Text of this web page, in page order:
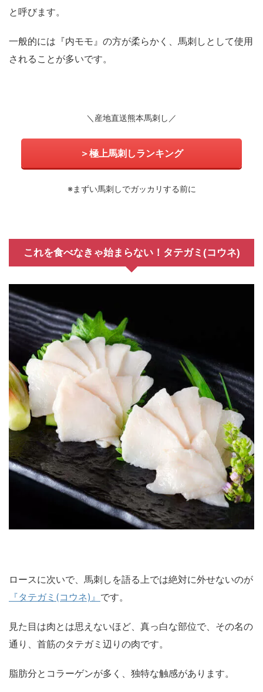
と呼びます。
一般的には『内モモ』の方が柔らかく、馬刺しとして使用
されることが多いです。
＼産地直送熊本馬刺し／
＞極上馬刺しランキング
※まずい馬刺しでガッカリする前に
これを食べなきゃ始まらない！タテガミ(コウネ)
ロースに次いで、馬刺しを語る上では絶対に外せないのが
『タテガミ(コウネ)』 です。
見た目は肉とは思えないほど、真っ白な部位で、その名の
通り、首筋のタテガミ辺りの肉です。
脂肪分とコラーゲンが多く、独特な触感があります。